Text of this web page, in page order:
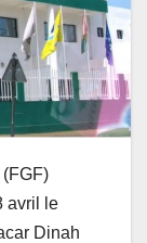
avril le
Dinah